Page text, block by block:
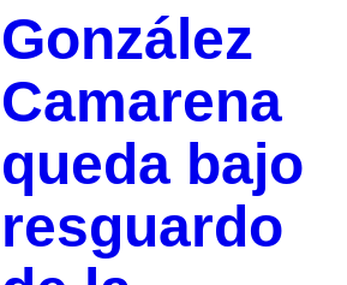
González
Camarena
queda bajo
resguardo